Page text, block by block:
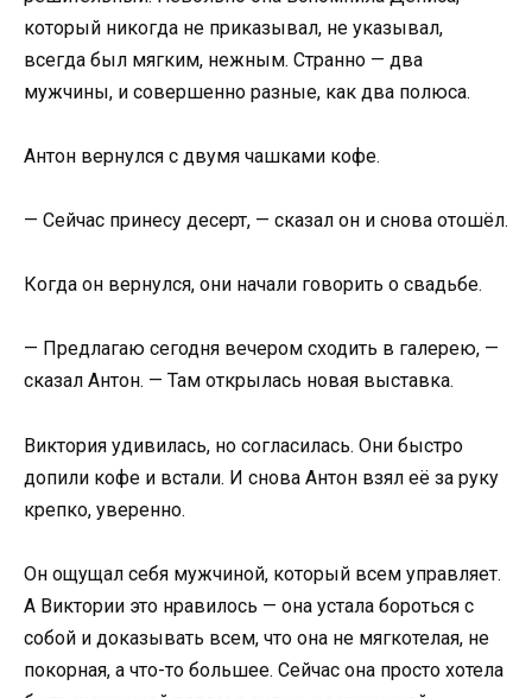
который никогда не приказывал, не указывал,
всегда был мягким, нежным. Странно — два
мужчины, и совершенно разные, как два полюса.
Антон вернулся с двумя чашками кофе.
— Сейчас принесу десерт, — сказал он и снова отошёл.
Когда он вернулся, они начали говорить о свадьбе.
— Предлагаю сегодня вечером сходить в галерею, —
сказал Антон. — Там открылась новая выставка.
Виктория удивилась, но согласилась. Они быстро
допили кофе и встали. И снова Антон взял её за руку
крепко, уверенно.
Он ощущал себя мужчиной, который всем управляет.
А Виктории это нравилось — она устала бороться с
собой и доказывать всем, что она не мягкотелая, не
покорная, а что-то большее. Сейчас она просто хотела